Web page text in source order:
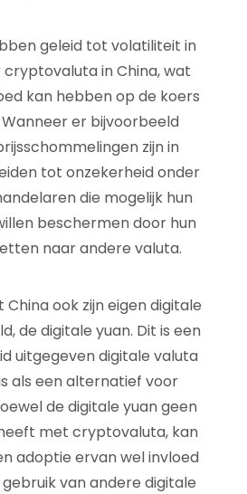
geleid tot volatiliteit in
in China, wat
kan hebben op de koers
er bijvoorbeeld
zijn in
tot onzekerheid onder
die mogelijk hun
beschermen door hun
naar andere valuta.
ook zijn eigen digitale
de digitale yuan. Dit is een
uitgegeven digitale valuta
als een alternatief voor
de digitale yuan geen
met cryptovaluta, kan
adoptie ervan wel invloed
van andere digitale